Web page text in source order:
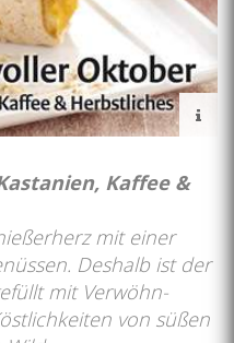
Kaffee &
mit einer
Deshalb ist der
mit Verwöhn-
von süßen